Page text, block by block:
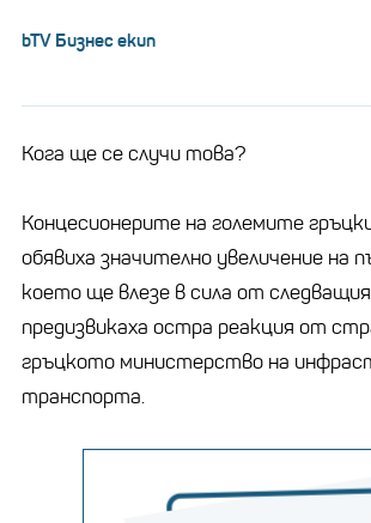
bTV Бизнес екип
Кога ще се случи това?
Концесионерите на големите
обявиха значително увеличение на
което ще влезе в сила от
предизвикаха остра реакция от
гръцкото министерство на
транспорта.